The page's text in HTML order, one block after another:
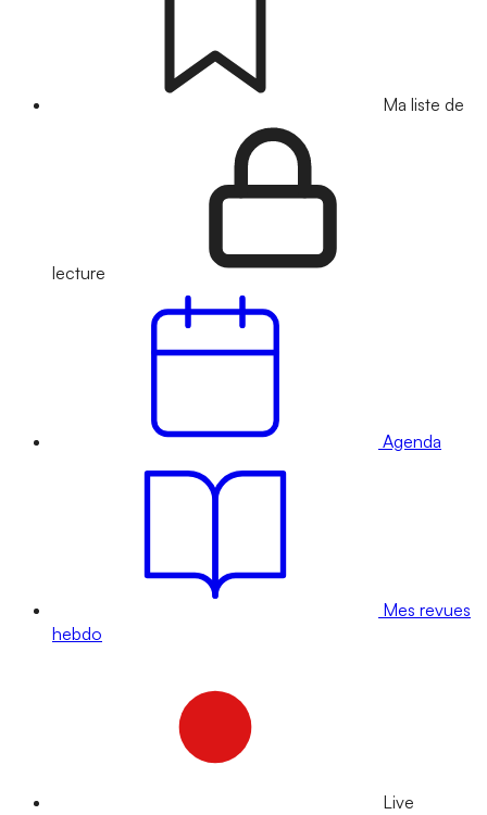
Ma liste de
lecture
Agenda
Mes revues
hebdo
Live